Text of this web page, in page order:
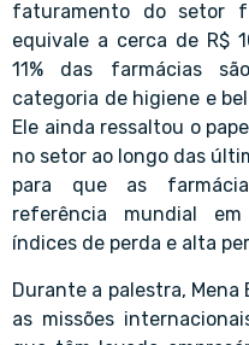
faturamento do setor
equivale a cerca de R$
11% das farmácias
categoria de higiene e
Ele ainda ressaltou o
no setor ao longo das
para que as
referência mundial
índices de perda e alta
Durante a palestra,
as missões